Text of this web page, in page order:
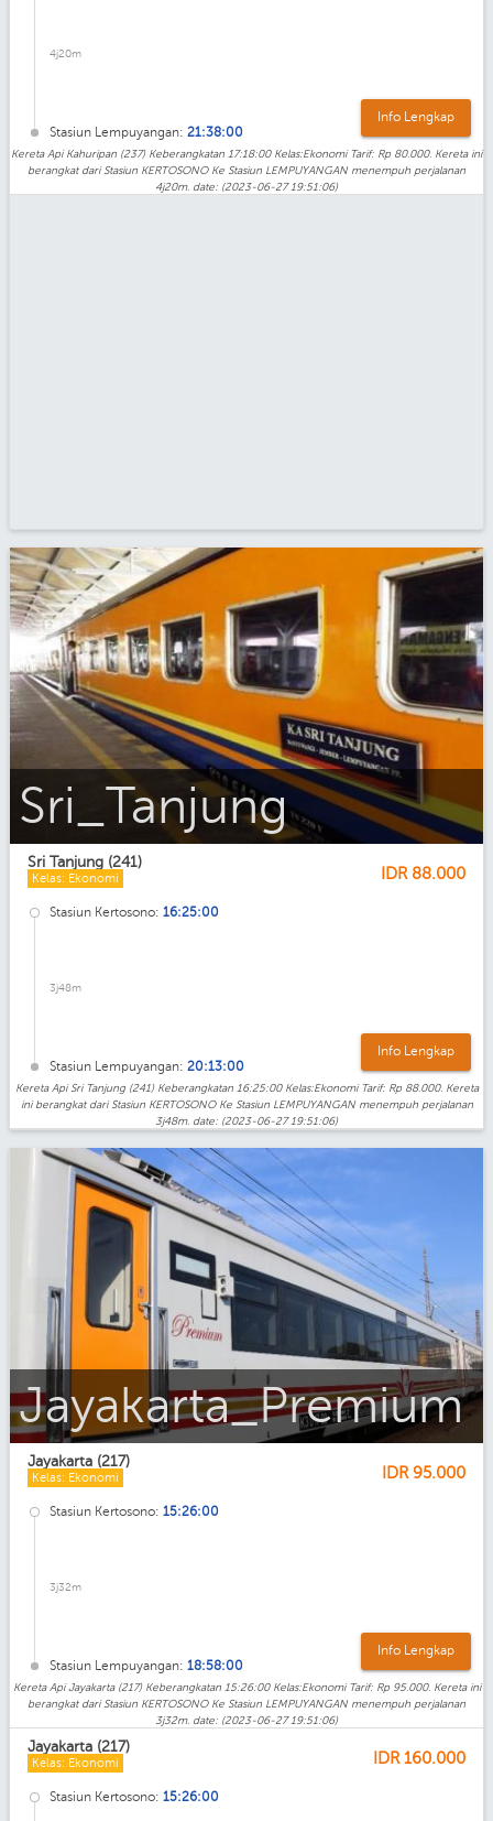
4j20m
Stasiun Lempuyangan: 21:38:00
Info Lengkap
Kereta Api Kahuripan (237) Keberangkatan 17:18:00 Kelas:Ekonomi Tarif: Rp 80.000. Kereta ini
berangkat dari Stasiun KERTOSONO Ke Stasiun LEMPUYANGAN menempuh perjalanan
4j20m. date: (2023-06-27 19:51:06)
Kelas_Ekonomi_AC
Sri Tanjung (241)
Kelas: Ekonomi IDR 88.000
Stasiun Kertosono: 16:25:00
3j48m
Stasiun Lempuyangan: 20:13:00
Info Lengkap
Kereta Api Sri Tanjung (241) Keberangkatan 16:25:00 Kelas:Ekonomi Tarif: Rp 88.000. Kereta
ini berangkat dari Stasiun KERTOSONO Ke Stasiun LEMPUYANGAN menempuh perjalanan
3j48m. date: (2023-06-27 19:51:06)
Jayakarta_Ekonomi_AC_Premium
Jayakarta (217)
Kelas: Ekonomi IDR95.000
Stasiun Kertosono: 15:26:00
3j32m
Stasiun Lempuyangan: 18:58:00
Info Lengkap
Kereta Api Jayakarta (217) Keberangkatan 15:26:00 Kelas:Ekonomi Tarif: Rp 95.000. Kereta ini
berangkat dari Stasiun KERTOSONO Ke Stasiun LEMPUYANGAN menempuh perjalanan
3j32m. date: (2023-06-27 19:51:06)
Jayakarta (217)
Kelas: Ekonomi IDR160.000
Stasiun Kertosono: 15:26:00